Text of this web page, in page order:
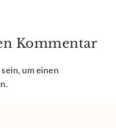
Kommentar
sein, um einen